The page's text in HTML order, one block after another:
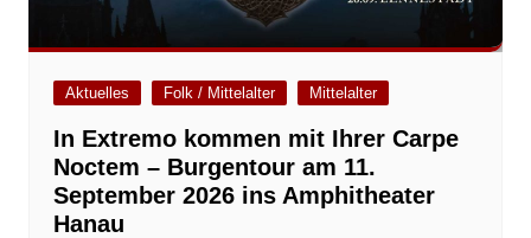
Aktuelles Folk / Mittelalter Mittelalter
In Extremo kommen mit Ihrer Carpe
Noctem – Burgentour am 11.
September 2026 ins Amphitheater
Hanau